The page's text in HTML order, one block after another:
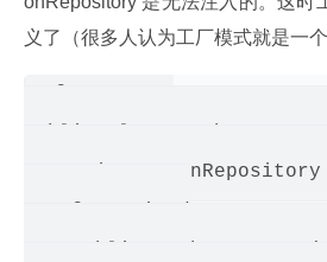
义了（很多人认为工厂模式就是一个
private SonRepository
public